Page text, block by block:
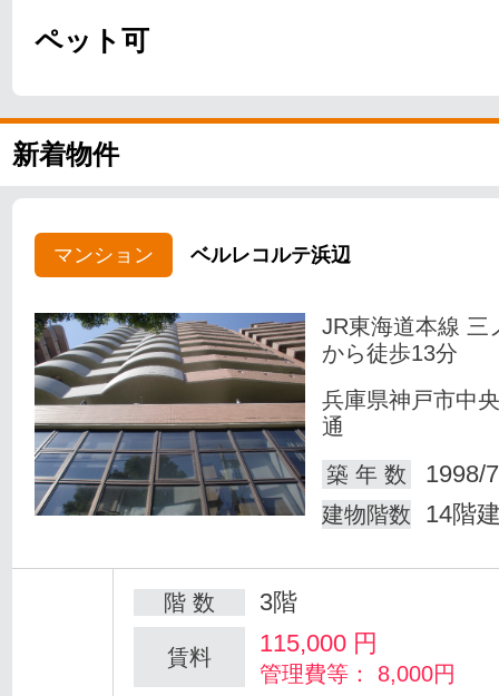
ペット可
新着物件
マンション ベルレコルテ浜辺
JR東海道本線 三
から徒歩13分
兵庫県神戸市中
通
築 年 数
1998/
建物階数 14階
階 数 3階
賃料 115,000 円
管理費等： 8,000円